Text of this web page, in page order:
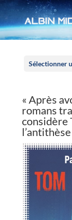
Sélectionner
« Après
romans
considère
Panneau de gestion